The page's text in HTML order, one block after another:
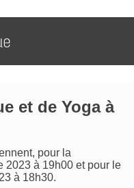
et de Yoga à
pour la
2023 à 19h00 et pour le
à 18h30.